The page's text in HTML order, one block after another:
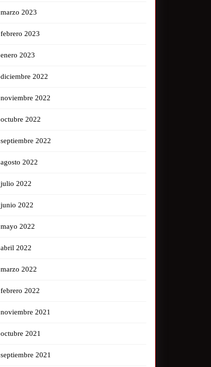
marzo 2023
febrero 2023
enero 2023
diciembre 2022
noviembre 2022
octubre 2022
septiembre 2022
agosto 2022
julio 2022
junio 2022
mayo 2022
abril 2022
marzo 2022
febrero 2022
noviembre 2021
octubre 2021
septiembre 2021